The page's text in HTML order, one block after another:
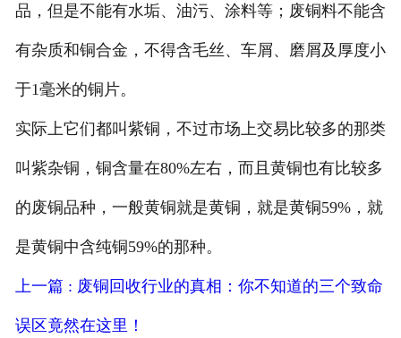
品，但是不能有水垢、油污、涂料等；废铜料不能含
有杂质和铜合金，不得含毛丝、车屑、磨屑及厚度小
于1毫米的铜片。
实际上它们都叫紫铜，不过市场上交易比较多的那类
叫紫杂铜，铜含量在80%左右，而且黄铜也有比较多
的废铜品种，一般黄铜就是黄铜，就是黄铜59%，就
是黄铜中含纯铜59%的那种。
上一篇 : 废铜回收行业的真相：你不知道的三个致命
误区竟然在这里！